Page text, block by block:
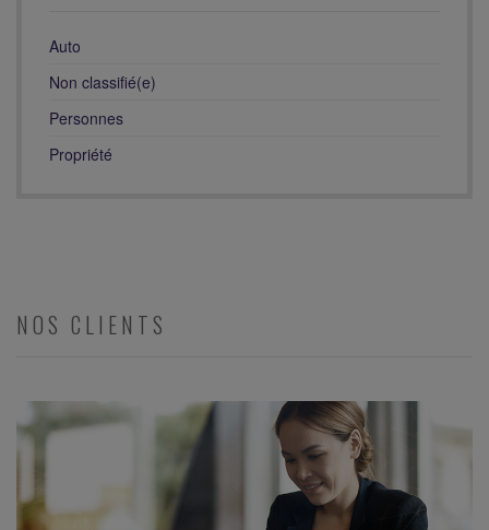
Auto
Non classifié(e)
Personnes
Propriété
NOS CLIENTS